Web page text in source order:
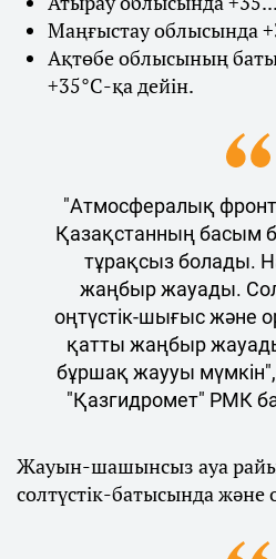
Маңғыстау облысында
Ақтөбе облысының
+35°С-қа дейін.
"Атмосфералық
Қазақстанның басым
тұрақсыз болады.
жаңбыр жауады.
оңтүстік-шығыс және
қатты жаңбыр
бұршақ жаууы
"Қазгидромет" РМК
Жауын-шашынсыз ауа райы
солтүстік-батысында және